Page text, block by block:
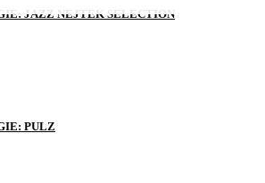
JAZZ NEJTEK SELECTION
PULZ